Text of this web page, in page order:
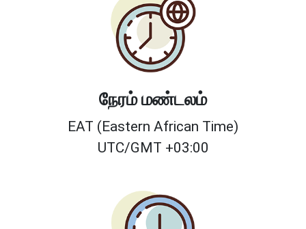
நேரம் மண்டலம்
EAT (Eastern African Time)
UTC/GMT +03:00